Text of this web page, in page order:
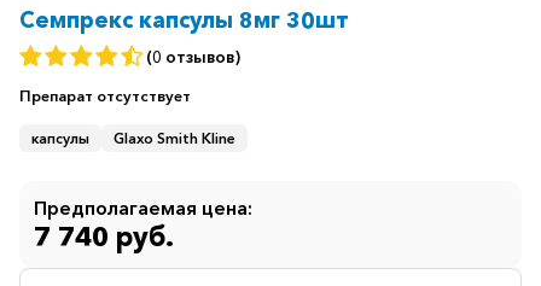
Семпрекс капсулы 8мг 30шт
(0 отзывов)
Препарат отсутствует
капсулы Glaxo Smith Kline
Предполагаемая цена:
7 740 руб.